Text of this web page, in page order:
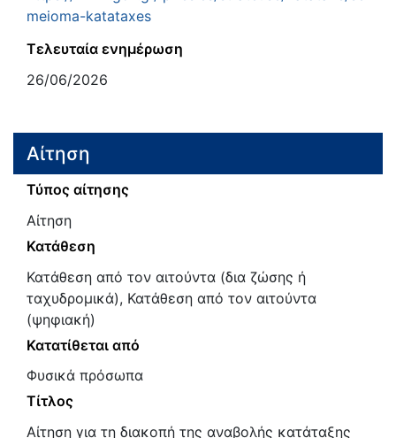
meioma-katataxes
Τελευταία ενημέρωση
26/06/2026
Αίτηση
Τύπος αίτησης
Αίτηση
Κατάθεση
Κατάθεση από τον αιτούντα (δια ζώσης ή
ταχυδρομικά), Κατάθεση από τον αιτούντα
(ψηφιακή)
Κατατίθεται από
Φυσικά πρόσωπα
Τίτλος
Αίτηση για τη διακοπή της αναβολής κατάταξης